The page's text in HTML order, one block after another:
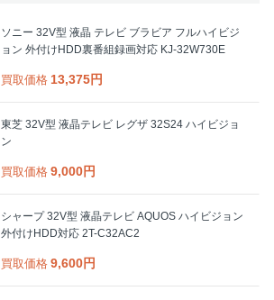
ソニー 32V型 液晶 テレビ ブラビア フルハイビジ
ョン 外付けHDD裏番組録画対応 KJ-32W730E
買取価格 13,375円
東芝 32V型 液晶テレビ レグザ 32S24 ハイビジョ
ン
買取価格 9,000円
シャープ 32V型 液晶テレビ AQUOS ハイビジョン
外付けHDD対応 2T-C32AC2
買取価格 9,600円